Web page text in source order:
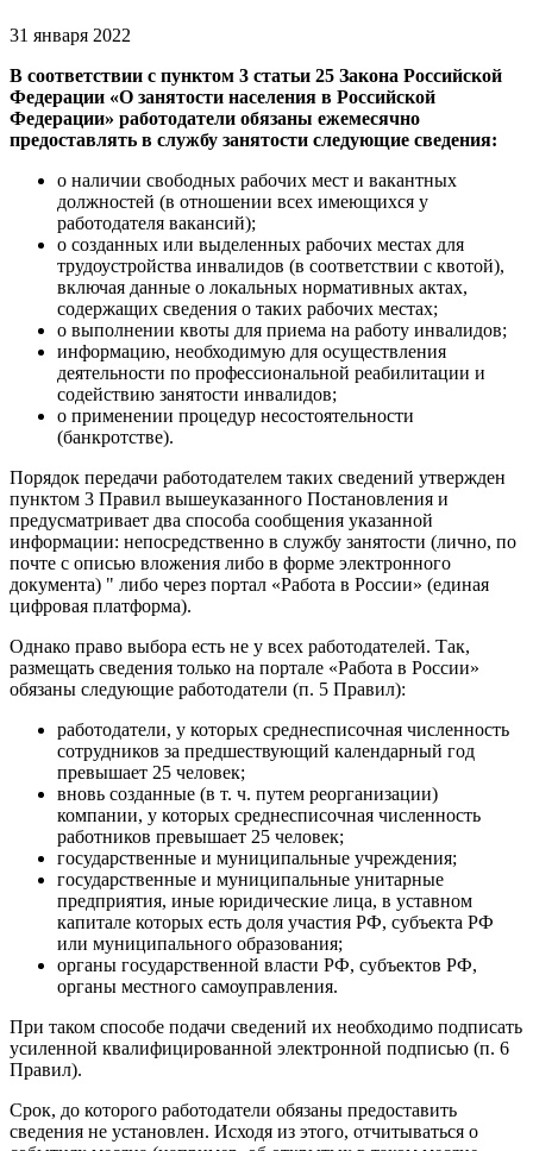
31 января 2022
В соответствии с пунктом 3 статьи 25 Закона Российской
Федерации «О занятости населения в Российской
Федерации» работодатели обязаны ежемесячно
предоставлять в службу занятости следующие сведения:
о наличии свободных рабочих мест и вакантных
должностей (в отношении всех имеющихся у
работодателя вакансий);
о созданных или выделенных рабочих местах для
трудоустройства инвалидов (в соответствии с квотой),
включая данные о локальных нормативных актах,
содержащих сведения о таких рабочих местах;
о выполнении квоты для приема на работу инвалидов;
информацию, необходимую для осуществления
деятельности по профессиональной реабилитации и
содействию занятости инвалидов;
о применении процедур несостоятельности
(банкротстве).
Порядок передачи работодателем таких сведений утвержден
пунктом 3 Правил вышеуказанного Постановления и
предусматривает два способа сообщения указанной
информации: непосредственно в службу занятости (лично, по
почте с описью вложения либо в форме электронного
документа) " либо через портал «Работа в России» (единая
цифровая платформа).
Однако право выбора есть не у всех работодателей. Так,
размещать сведения только на портале «Работа в России»
обязаны следующие работодатели (п. 5 Правил):
работодатели, у которых среднесписочная численность
сотрудников за предшествующий календарный год
превышает 25 человек;
вновь созданные (в т. ч. путем реорганизации)
компании, у которых среднесписочная численность
работников превышает 25 человек;
государственные и муниципальные учреждения;
государственные и муниципальные унитарные
предприятия, иные юридические лица, в уставном
капитале которых есть доля участия РФ, субъекта РФ
или муниципального образования;
органы государственной власти РФ, субъектов РФ,
органы местного самоуправления.
При таком способе подачи сведений их необходимо подписать
усиленной квалифицированной электронной подписью (п. 6
Правил).
Срок, до которого работодатели обязаны предоставить
сведения не установлен. Исходя из этого, отчитываться о